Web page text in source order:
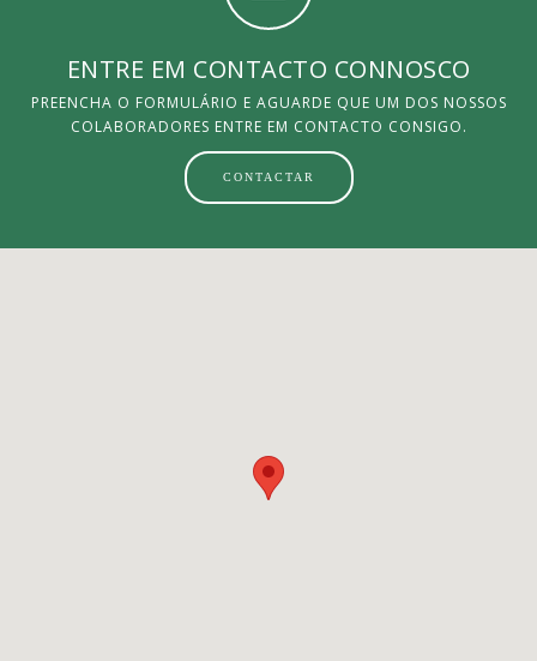
ENTRE EM CONTACTO CONNOSCO
PREENCHA O FORMULÁRIO E AGUARDE QUE UM DOS NOSSOS
COLABORADORES ENTRE EM CONTACTO CONSIGO.
CONTACTAR